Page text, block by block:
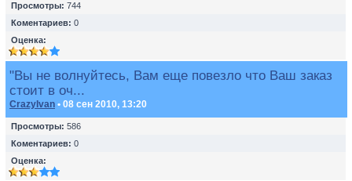
Просмотры: 744
Коментариев: 0
Оценка:
"Вы не волнуйтесь, Вам еще повезло что Ваш заказ
стоит в оч...
CrazyIvan • 08 сен 2010, 13:20
Просмотры: 586
Коментариев: 0
Оценка: